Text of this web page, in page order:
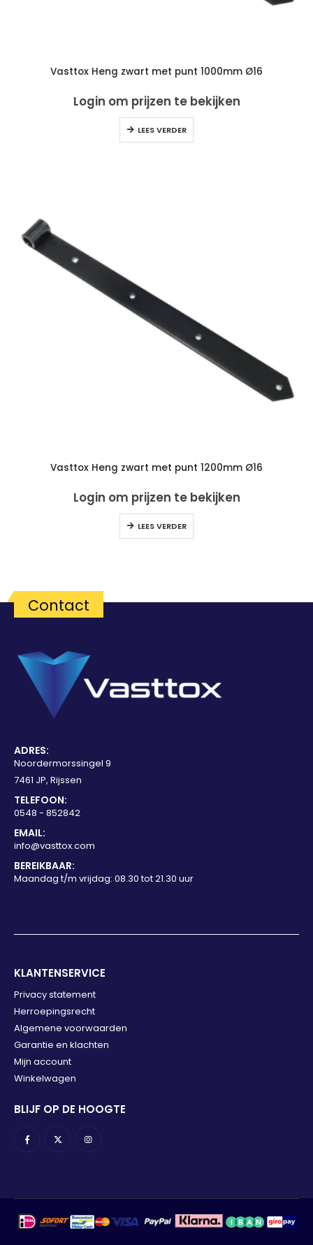
Vasttox Heng zwart met punt 1000mm Ø16
Login om prijzen te bekijken
LEES VERDER
Vasttox Heng zwart met punt 1200mm Ø16
Login om prijzen te bekijken
LEES VERDER
Contact
ADRES:
Noordermorssingel 9
7461 JP, Rijssen
TELEFOON:
0548 - 852842
EMAIL:
info@vasttox.com
BEREIKBAAR:
Maandag t/m vrijdag: 08.30 tot 21.30 uur
KLANTENSERVICE
Privacy statement
Herroepingsrecht
Algemene voorwaarden
Garantie en klachten
Mijn account
Winkelwagen
BLIJF OP DE HOOGTE